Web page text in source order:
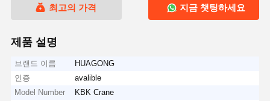
최고의 가격 지금 챗팅하세요
제품 설명
브랜드 이름
HUAGONG
인증
avalible
Model Number
KBK Crane